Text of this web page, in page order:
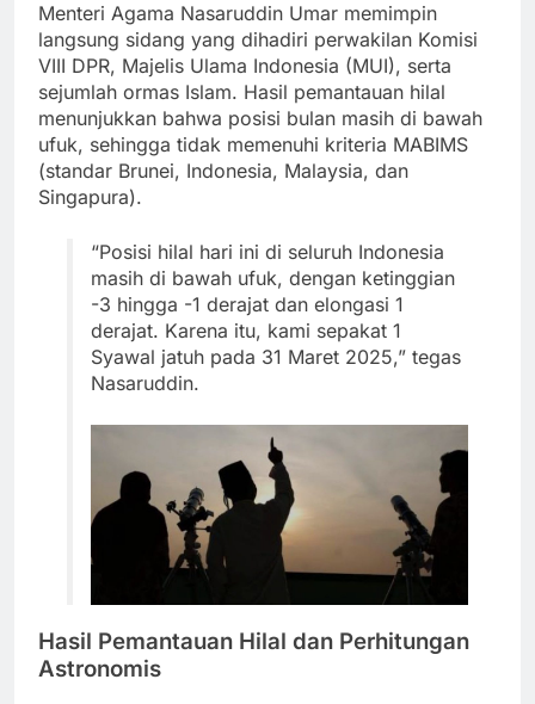
Menteri Agama Nasaruddin Umar memimpin
langsung sidang yang dihadiri perwakilan Komisi
VIII DPR, Majelis Ulama Indonesia (MUI), serta
sejumlah ormas Islam. Hasil pemantauan hilal
menunjukkan bahwa posisi bulan masih di bawah
ufuk, sehingga tidak memenuhi kriteria MABIMS
(standar Brunei, Indonesia, Malaysia, dan
Singapura).
“Posisi hilal hari ini di seluruh Indonesia
masih di bawah ufuk, dengan ketinggian
-3 hingga -1 derajat dan elongasi 1
derajat. Karena itu, kami sepakat 1
Syawal jatuh pada 31 Maret 2025,” tegas
Nasaruddin.
Hasil Pemantauan Hilal dan Perhitungan
Astronomis